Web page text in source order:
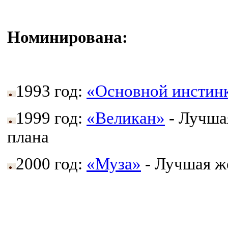
Номинирована:
1993 год: «Основной
1999 год: «Великан» -
плана
2000 год: «Муза» - Лучшая